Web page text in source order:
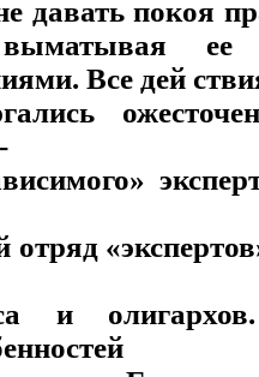
давать покоя
ее
Все дей
и